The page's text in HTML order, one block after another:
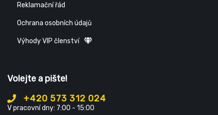
Reklamační řád
Ochrana osobních údajů
Výhody VIP členství
Volejte a pište!
+420 573 312 024
V pracovní dny: 7:00 - 15:00